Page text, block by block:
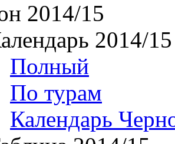
2014/15
2014/15
Полный
По турам
Календарь